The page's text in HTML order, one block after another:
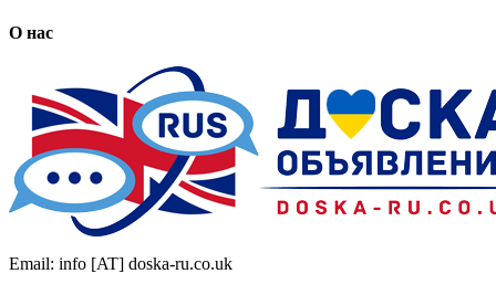
О нас
Email: info [AT] doska-ru.co.uk